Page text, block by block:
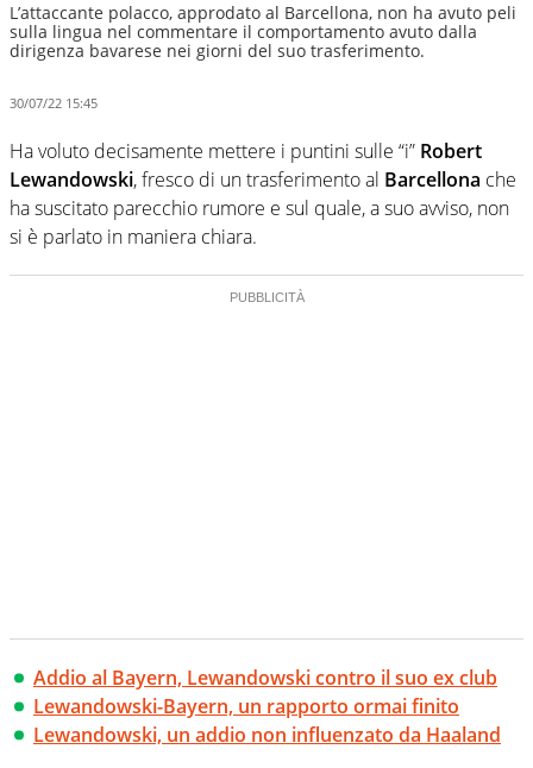
L’attaccante polacco, approdato al Barcellona, non ha avuto peli
sulla lingua nel commentare il comportamento avuto dalla
dirigenza bavarese nei giorni del suo trasferimento.
30/07/22 15:45
Ha voluto decisamente mettere i puntini sulle “i” Robert
Lewandowski, fresco di un trasferimento al Barcellona che
ha suscitato parecchio rumore e sul quale, a suo avviso, non
si è parlato in maniera chiara.
Addio al Bayern, Lewandowski contro il suo ex club
Lewandowski-Bayern, un rapporto ormai finito
Lewandowski, un addio non influenzato da Haaland